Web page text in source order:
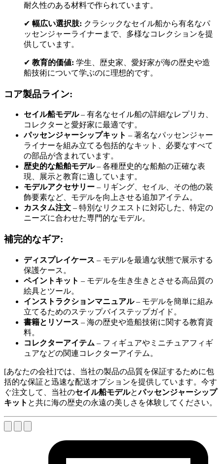
耐久性のある材料で作られています。
✔ 幅広い選択肢: クラシックなセイル船から有名なパ
ッセンジャーライナーまで、多様なコレクションを提
供しています。
✔ 教育的価値: 学生、歴史家、愛好家が海の歴史や造
船技術について学ぶのに理想的です。
コア製品ライン:
セイル船モデル– 有名なセイル船の詳細なレプリカ、
コレクターと愛好家に最適です。
パッセンジャーシップキット – 著名なパッセンジャー
ライナーを組み立てる包括的なキット、必要なすべて
の部品が含まれています。
歴史的な船舶モデル– 各種歴史的な船舶の正確な表
現、展示と教育に適しています。
モデルアクセサリー – リギング、セイル、その他の装
飾要素など、モデルを向上させる追加アイテム。
カスタム注文 – 特別なリクエストに対応した、特定の
ニーズに合わせた専門的なモデル。
補完的なギア:
ディスプレイケース – モデルを最適な状態で展示する
保護ケース。
ペイントキット – モデルを生き生きとさせる高品質の
絵具とツール。
インストラクションマニュアル– モデルを簡単に組み
立てるためのステップバイステップガイド。
書籍とリソース – 海の歴史や造船技術に関する教育資
料。
コレクターアイテム – フィギュアやミニチュアフィギ
ュアなどの関連コレクターアイテム。
[あなたの会社]では、当社の製品の品質を保証するために包
括的な保証と迅速な配送オプションを提供しています。今す
ぐ注文して、当社のセイル船モデルとパッセンジャーシップ
キット と共に海の歴史の永遠の美しさを体験してください。